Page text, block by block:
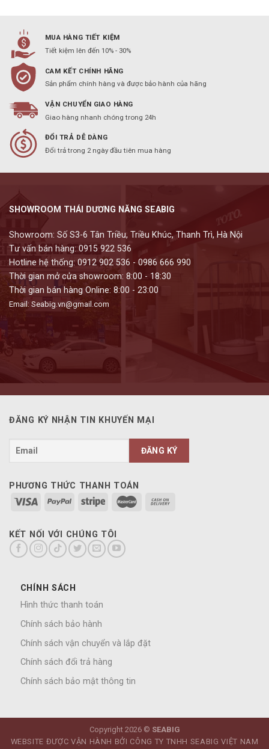
MUA HÀNG TIẾT KIỆM
Tiết kiệm lên đến 10% - 30%
CAM KẾT CHÍNH HÃNG
Sản phẩm chính hàng và được bảo hành của hãng
VẬN CHUYỂN GIAO HÀNG
Giao hàng nhanh chóng trong 24h
ĐỔI TRẢ DỄ DÀNG
Đổi trả trong 2 ngày đầu tiên mua hàng
SHOWROOM THÁI DƯƠNG NĂNG SEABIG
Showroom: Số S3-6 Tân Triều, Triều Khúc, Thanh Trì, Hà Nội
Tư vấn bán hàng: 0915 922 536
Hotline hệ thống: 0912 902 536 - 0986 666 990
Thời gian mở cửa showroom: 8:00 - 18:30
Thời gian bán hàng Online: 8:00 - 23:00
Email: Seabig.vn@gmail.com
ĐĂNG KÝ NHẬN TIN KHUYẾN MẠI
PHƯƠNG THỨC THANH TOÁN
KẾT NỐI VỚI CHÚNG TÔI
CHÍNH SÁCH
Hình thức thanh toán
Chính sách bảo hành
Chính sách vận chuyển và lắp đặt
Chính sách đổi trả hàng
Chính sách bảo mật thông tin
Copyright 2026 © SEABIG
WEBSITE ĐƯỢC VẬN HÀNH BỞI CÔNG TY TNHH SEABIG VIỆT NAM